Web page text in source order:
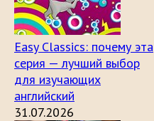
Easy Classics: почему эта
серия — лучший выбор
для изучающих
английский
31.07.2026